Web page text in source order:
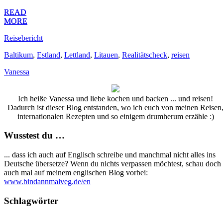
READ
MORE
READ
MORE
Reisebericht
Baltikum, Estland, Lettland, Litauen, Realitätscheck, reisen
Vanessa
Ich heiße Vanessa und liebe kochen und backen ... und reisen!
Dadurch ist dieser Blog entstanden, wo ich euch von meinen Reisen,
internationalen Rezepten und so einigem drumherum erzähle :)
Wusstest du …
... dass ich auch auf Englisch schreibe und manchmal nicht alles ins
Deutsche übersetze? Wenn du nichts verpassen möchtest, schau doch
auch mal auf meinem englischen Blog vorbei:
www.bindannmalveg.de/en
Schlagwörter